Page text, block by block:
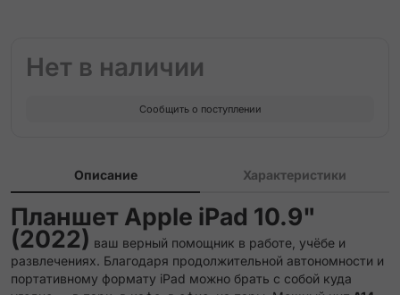
Нет в наличии
Сообщить о поступлении
Описание Характеристики
Планшет Apple iPad 10.9"
(2022) ваш верный помощник в работе, учёбе и
развлечениях. Благодаря продолжительной автономности и
портативному формату iPad можно брать с собой куда